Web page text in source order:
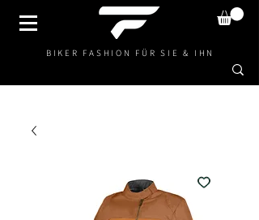
BIKER FASHION FÜR SIE & IHN